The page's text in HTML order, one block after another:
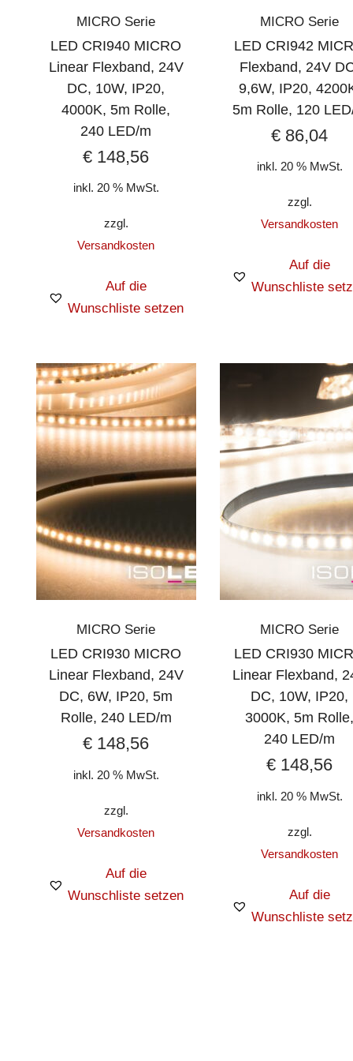
MICRO Serie
LED CRI940 MICRO
Linear Flexband, 24V
DC, 10W, IP20,
4000K, 5m Rolle,
240 LED/m
€ 148,56
inkl. 20 % MwSt.
zzgl.
Versandkosten
Auf die
Wunschliste setzen
MICRO Serie
LED CRI942
Flexband, 24V
9,6W, IP20,
5m Rolle, 120
€ 86,04
inkl. 20 % MwSt.
zzgl.
Versandkosten
Auf die
Wunschliste
MICRO Serie
LED CRI930 MICRO
Linear Flexband, 24V
DC, 6W, IP20, 5m
Rolle, 240 LED/m
€ 148,56
inkl. 20 % MwSt.
zzgl.
Versandkosten
Auf die
Wunschliste setzen
MICRO Serie
LED CRI930
Linear Flexband,
DC, 10W, IP20,
3000K, 5m
240 LED/m
€ 148,56
inkl. 20 % MwSt.
zzgl.
Versandkosten
Auf die
Wunschliste